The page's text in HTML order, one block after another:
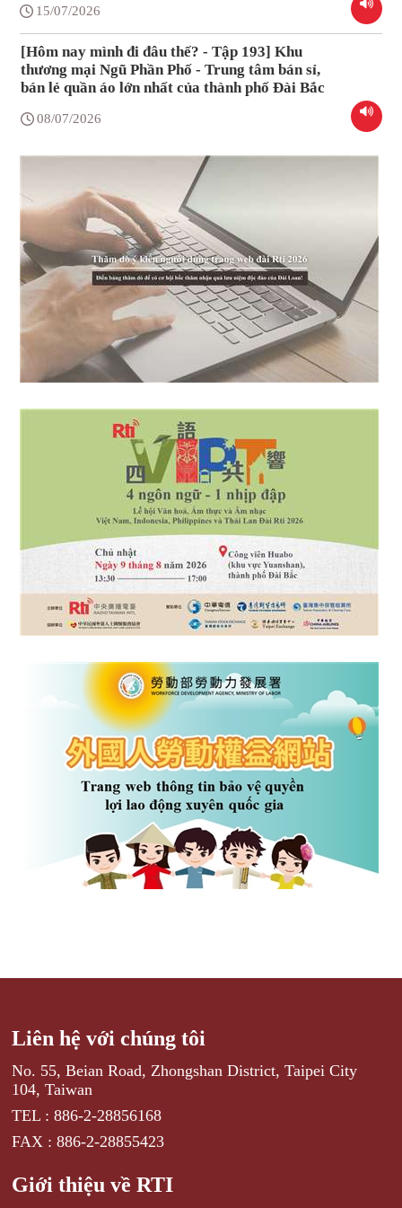
15/07/2026
[Hôm nay mình đi đâu thế? - Tập 193] Khu
thương mại Ngũ Phần Phố - Trung tâm bán sỉ,
bán lẻ quần áo lớn nhất của thành phố Đài Bắc
08/07/2026
Liên hệ với chúng tôi
No. 55, Beian Road, Zhongshan District, Taipei City
104, Taiwan
TEL : 886-2-28856168
FAX : 886-2-28855423
Giới thiệu về RTI